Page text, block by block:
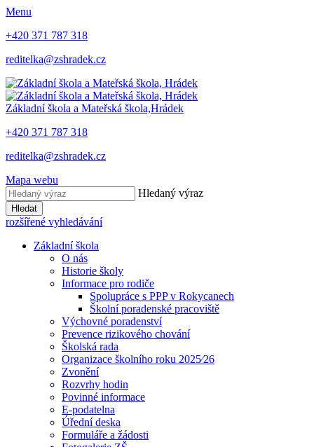
Menu
+420 371 787 318
reditelka@zshradek.cz
Základní škola a Mateřská škola,Hrádek
+420 371 787 318
reditelka@zshradek.cz
Mapa webu
Hledaný výraz
Hledat
rozšířené vyhledávání
Základní škola
O nás
Historie školy
Informace pro rodiče
Spolupráce s PPP v Rokycanech
Školní poradenské pracoviště
Výchovné poradenství
Prevence rizikového chování
Školská rada
Organizace školního roku 2025⁄26
Zvonění
Rozvrhy hodin
Povinné informace
E-podatelna
Úřední deska
Formuláře a žádosti